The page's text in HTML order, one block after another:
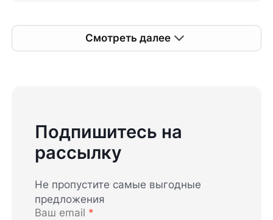
Смотреть далее
Подпишитесь на
рассылку
Не пропустите самые выгодные
предложения
Ваш email *